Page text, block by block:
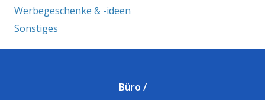
Werbegeschenke & -ideen
Sonstiges
Büro /